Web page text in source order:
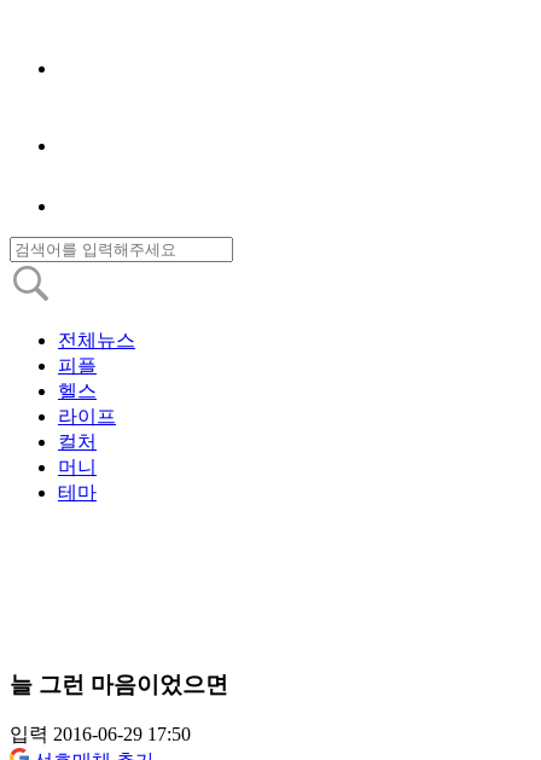
전체뉴스
피플
헬스
라이프
컬처
머니
테마
늘 그런 마음이었으면
입력 2016-06-29 17:50